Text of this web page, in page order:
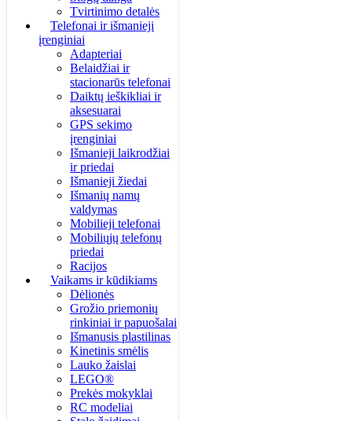
Tvirtinimo detalės
Telefonai ir išmanieji
įrenginiai
Adapteriai
Belaidžiai ir
stacionarūs telefonai
Daiktų ieškikliai ir
aksesuarai
GPS sekimo
įrenginiai
Išmanieji laikrodžiai
ir priedai
Išmanieji žiedai
Išmanių namų
valdymas
Mobilieji telefonai
Mobiliųjų telefonų
priedai
Racijos
Vaikams ir kūdikiams
Dėlionės
Grožio priemonių
rinkiniai ir papuošalai
Išmanusis plastilinas
Kinetinis smėlis
Lauko žaislai
LEGO®
Prekės mokyklai
RC modeliai